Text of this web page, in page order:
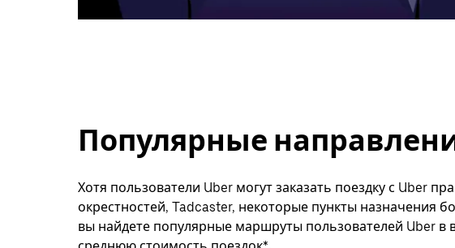
Популярные
Хотя пользователи Uber могут заказать поездку с Uber
окрестностей, Tadcaster, некоторые пункты назначения
вы найдете популярные маршруты пользователей Uber в